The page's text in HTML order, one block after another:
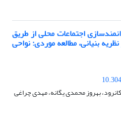
اجتماعات محلی از طریق
بنیانی، مطالعه موردی: نواحی
بهروز محمدی یگانه، مهدی چراغی